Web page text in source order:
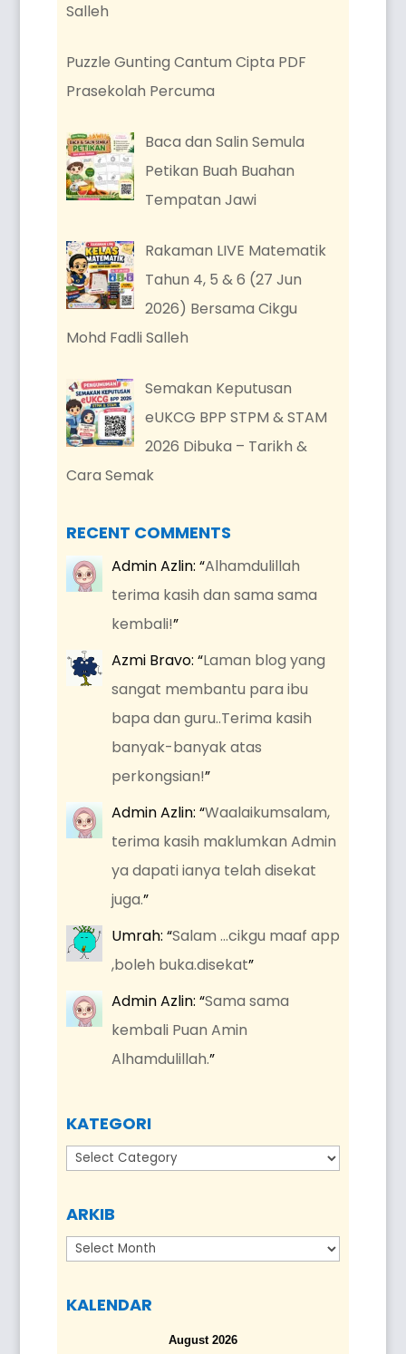
Salleh
Puzzle Gunting Cantum Cipta PDF
Prasekolah Percuma
Baca dan Salin Semula
Petikan Buah Buahan
Tempatan Jawi
Rakaman LIVE Matematik
Tahun 4, 5 & 6 (27 Jun
2026) Bersama Cikgu
Mohd Fadli Salleh
Semakan Keputusan
eUKCG BPP STPM & STAM
2026 Dibuka – Tarikh &
Cara Semak
RECENT COMMENTS
Admin Azlin: “Alhamdulillah
terima kasih dan sama sama
kembali!”
Azmi Bravo: “Laman blog yang
sangat membantu para ibu
bapa dan guru..Terima kasih
banyak-banyak atas
perkongsian!”
Admin Azlin: “Waalaikumsalam,
terima kasih maklumkan Admin
ya dapati ianya telah disekat
juga.”
Umrah: “Salam …cikgu maaf app
,boleh buka.disekat”
Admin Azlin: “Sama sama
kembali Puan Amin
Alhamdulillah.”
KATEGORI
Kategori
ARKIB
Arkib
KALENDAR
August 2026